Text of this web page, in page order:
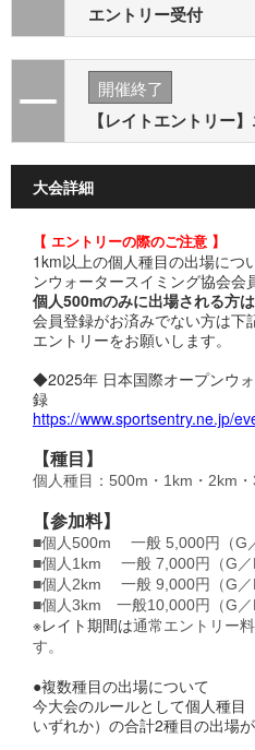
エントリー受付
開催終了
【レイトエントリー
大会詳細
【 エントリーの際のご注意 】
1km以上の個人種目の出場につ
ンウォータースイミング協会会
個人500mのみに出場される方は
会員登録がお済みでない方は下
エントリーをお願いします。
◆2025年 日本国際オープンウ
録
https://www.sportsentry.ne.jp/
【種目】
個人種目：500m・1km・2km
【参加料】
■個人500m 一般 5,000円（G
■個人1km 一般 7,000円（G／
■個人2km 一般 9,000円（G／
■個人3km 一般10,000円（G／
※レイト期間は通常エントリー
す。
​●複数種目の出場について
今大会のルールとして個人種
いずれか）の合計2種目の出場が